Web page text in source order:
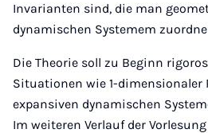
Invarianten sind, die man
dynamischen Systemem
Die Theorie soll zu Beginn
Situationen wie 1-
expansiven dynamischen
Im weiteren Verlauf der